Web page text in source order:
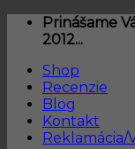
Skip
Prinášame
2012...
Shop
Recenzie
Blog
Kontakt
Reklamácia/